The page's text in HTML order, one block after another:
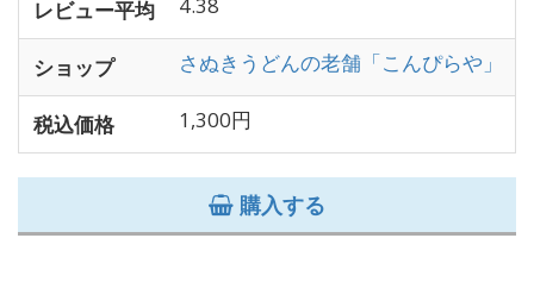
レビュー平均
ショップ さぬきうどんの老舗「こんぴらや」
税込価格 1,300円
購入する